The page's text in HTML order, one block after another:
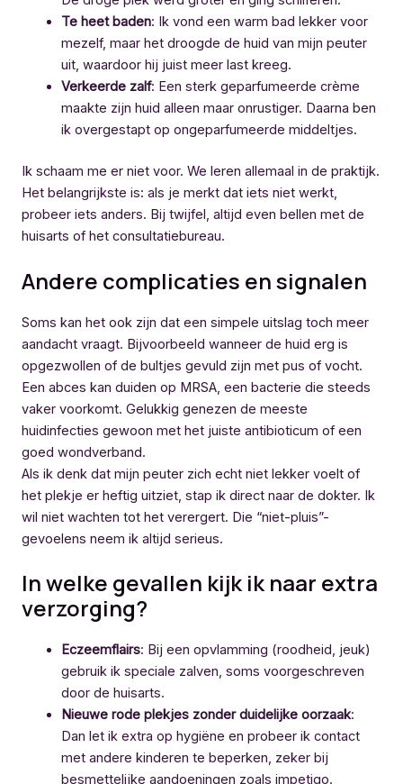
Te heet baden: Ik vond een warm bad lekker voor
mezelf, maar het droogde de huid van mijn peuter
uit, waardoor hij juist meer last kreeg.
Verkeerde zalf: Een sterk geparfumeerde crème
maakte zijn huid alleen maar onrustiger. Daarna ben
ik overgestapt op ongeparfumeerde middeltjes.
Ik schaam me er niet voor. We leren allemaal in de praktijk.
Het belangrijkste is: als je merkt dat iets niet werkt,
probeer iets anders. Bij twijfel, altijd even bellen met de
huisarts of het consultatiebureau.
Andere complicaties en signalen
Soms kan het ook zijn dat een simpele uitslag toch meer
aandacht vraagt. Bijvoorbeeld wanneer de huid erg is
opgezwollen of de bultjes gevuld zijn met pus of vocht.
Een abces kan duiden op MRSA, een bacterie die steeds
vaker voorkomt. Gelukkig genezen de meeste
huidinfecties gewoon met het juiste antibioticum of een
goed wondverband.
Als ik denk dat mijn peuter zich echt niet lekker voelt of
het plekje er heftig uitziet, stap ik direct naar de dokter. Ik
wil niet wachten tot het verergert. Die “niet-pluis”-
gevoelens neem ik altijd serieus.
In welke gevallen kijk ik naar extra
verzorging?
Eczeemflairs: Bij een opvlamming (roodheid, jeuk)
gebruik ik speciale zalven, soms voorgeschreven
door de huisarts.
Nieuwe rode plekjes zonder duidelijke oorzaak:
Dan let ik extra op hygiëne en probeer ik contact
met andere kinderen te beperken, zeker bij
besmettelijke aandoeningen zoals impetigo.